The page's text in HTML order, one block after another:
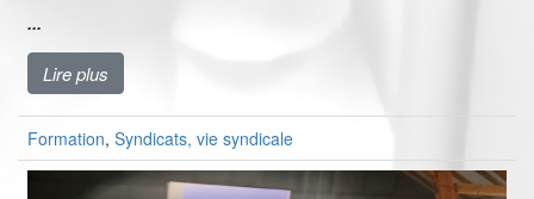
...
Lire plus
Formation, Syndicats, vie syndicale